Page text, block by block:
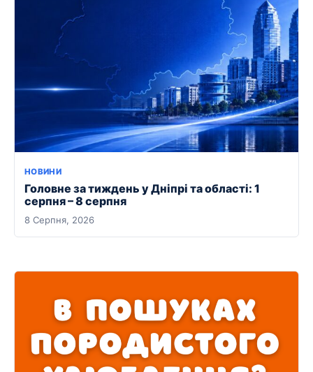
НОВИНИ
Головне за тиждень у Дніпрі та області: 1
серпня – 8 серпня
8 Серпня, 2026